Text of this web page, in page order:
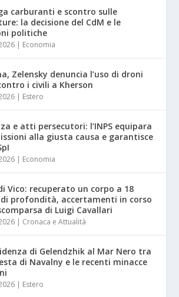
carburanti e scontro sulle
la decisione del CdM e le
politiche
| Economia
Zelensky denuncia l’uso di droni
i civili a Kherson
| Estero
e atti persecutori: l’INPS equipara
alla giusta causa e garantisce
| Economia
Vico: recuperato un corpo a 18
profondità, accertamenti in corso
di Luigi Cavallari
| Cronaca e Attualità
di Gelendzhik al Mar Nero tra
di Navalny e le recenti minacce
| Estero